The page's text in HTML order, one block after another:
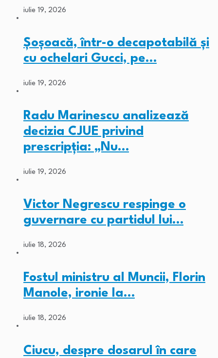
iulie 19, 2026
Șoșoacă, într-o decapotabilă și
cu ochelari Gucci, pe…
iulie 19, 2026
Radu Marinescu analizează
decizia CJUE privind
prescripția: „Nu…
iulie 19, 2026
Victor Negrescu respinge o
guvernare cu partidul lui…
iulie 18, 2026
Fostul ministru al Muncii, Florin
Manole, ironie la…
iulie 18, 2026
Ciucu, despre dosarul în care